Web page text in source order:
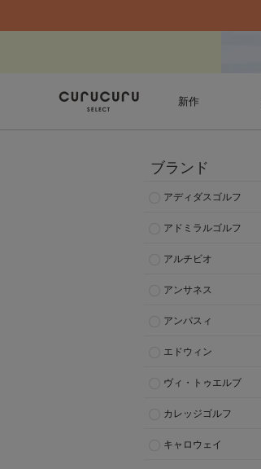
新作
ブランド
アディダスゴルフ
アドミラルゴルフ
アルチビオ
アンサネス
アンパスィ
エドウィン
ヴィ・トゥエルブ
カレッジゴルフ
キャロウェイ